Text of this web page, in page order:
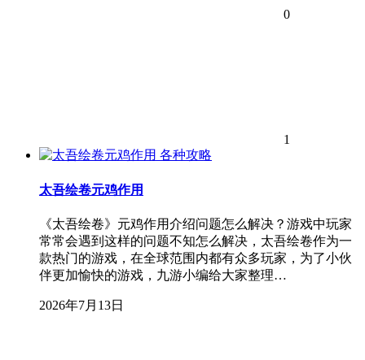
0
1
各种攻略
太吾绘卷元鸡作用
《太吾绘卷》元鸡作用介绍问题怎么解决？游戏中玩家
常常会遇到这样的问题不知怎么解决，太吾绘卷作为一
款热门的游戏，在全球范围内都有众多玩家，为了小伙
伴更加愉快的游戏，九游小编给大家整理…
2026年7月13日